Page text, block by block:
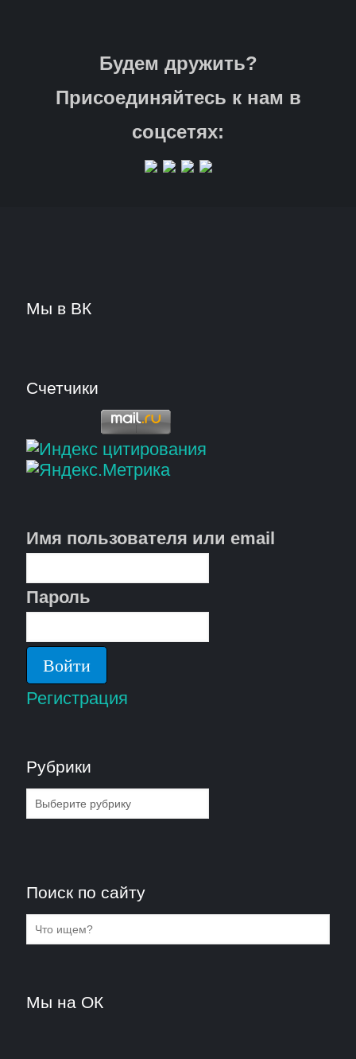
Будем дружить?
Присоединяйтесь к нам в
соцсетях:
Мы в ВК
Счетчики
Имя пользователя или email
Пароль
Регистрация
Рубрики
Рубрики
Поиск по сайту
Мы на ОК